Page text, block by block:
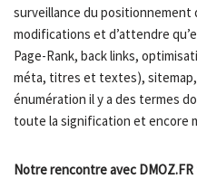
surveillance du positionnement
modifications et d’attendre
Page-Rank, back links,
méta, titres et textes),
énumération il y a des termes
toute la signification et encore
Notre rencontre avec